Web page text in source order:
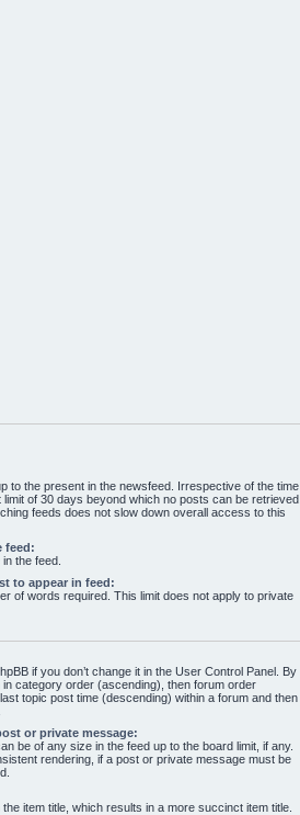
to the present in the newsfeed. Irrespective of the time
of 30 days beyond which no posts can be retrieved.
feeds does not slow down overall access to this
feed:
the feed.
to appear in feed:
of words required. This limit does not apply to private
if you don’t change it in the User Control Panel. By
category order (ascending), then forum order
topic post time (descending) within a forum and then
or private message:
be of any size in the feed up to the board limit, if any.
rendering, if a post or private message must be
item title, which results in a more succinct item title.